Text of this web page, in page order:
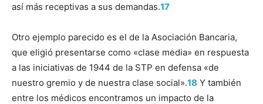
así más receptivas a sus demandas.17
Otro ejemplo parecido es el de la Asociación Bancaria,
que eligió presentarse como «clase media» en respuesta
a las iniciativas de 1944 de la STP en defensa «de
nuestro gremio y de nuestra clase social».18 Y también
entre los médicos encontramos un impacto de la